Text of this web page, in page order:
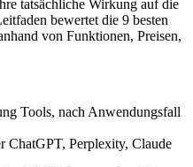
tatsächliche Wirkung auf die
bewertet die 9 besten
von Funktionen, Preisen,
Tools, nach Anwendungsfall
ChatGPT, Perplexity, Claude